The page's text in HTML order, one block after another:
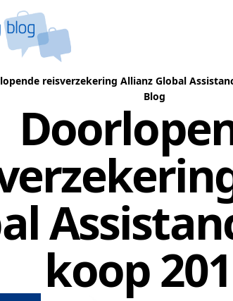
reisverzekering Allianz Global
Blog
koop